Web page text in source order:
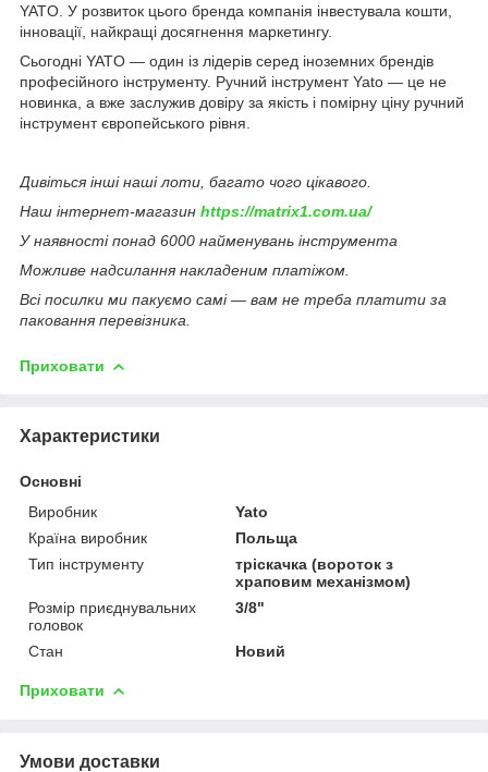
YATO. У розвиток цього бренда компанія інвестувала кошти,
інновації, найкращі досягнення маркетингу.
Сьогодні YATO — один із лідерів серед іноземних брендів
професійного інструменту. Ручний інструмент Yato — це не
новинка, а вже заслужив довіру за якість і помірну ціну ручний
інструмент європейського рівня.
Дивіться інші наші лоти, багато чого цікавого.
Наш інтернет-магазин https://matrix1.com.ua/
У наявності понад 6000 найменувань інструмента
Можливе надсилання накладеним платіжом.
Всі посилки ми пакуємо самі — вам не треба платити за
паковання перевізника.
Приховати
Характеристики
Основні
Виробник
Yato
Країна виробник
Польща
Тип інструменту
тріскачка (вороток з
храповим механізмом)
Розмір приєднувальних
головок
3/8"
Стан Новий
Приховати
Умови доставки